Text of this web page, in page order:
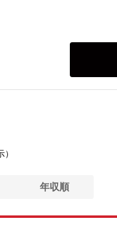
年収順